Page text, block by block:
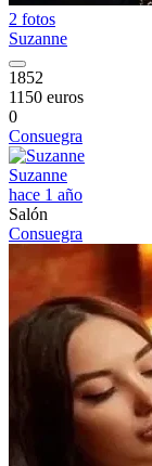
2 fotos
Suzanne
1852
1150 euros
0
Consuegra
Suzanne
hace 1 año
Salón
Consuegra